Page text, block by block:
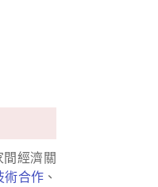
經濟關
術合作、